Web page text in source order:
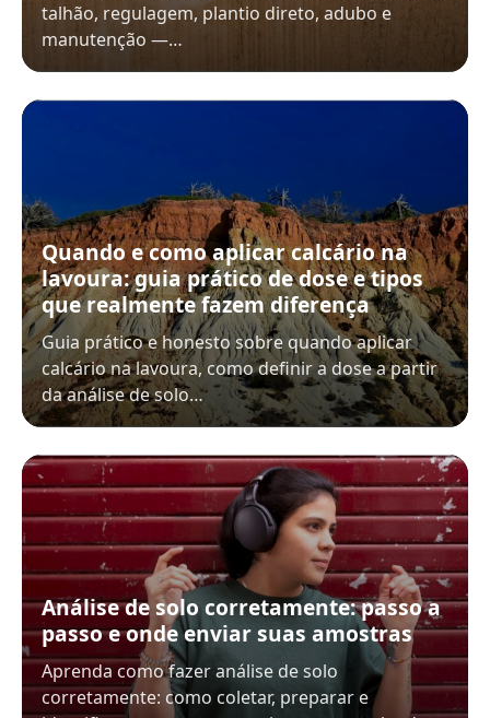
talhão, regulagem, plantio direto, adubo e
manutenção —…
Quando e como aplicar calcário na
lavoura: guia prático de dose e tipos
que realmente fazem diferença
Guia prático e honesto sobre quando aplicar
calcário na lavoura, como definir a dose a partir
da análise de solo…
Análise de solo corretamente: passo a
passo e onde enviar suas amostras
Aprenda como fazer análise de solo
corretamente: como coletar, preparar e